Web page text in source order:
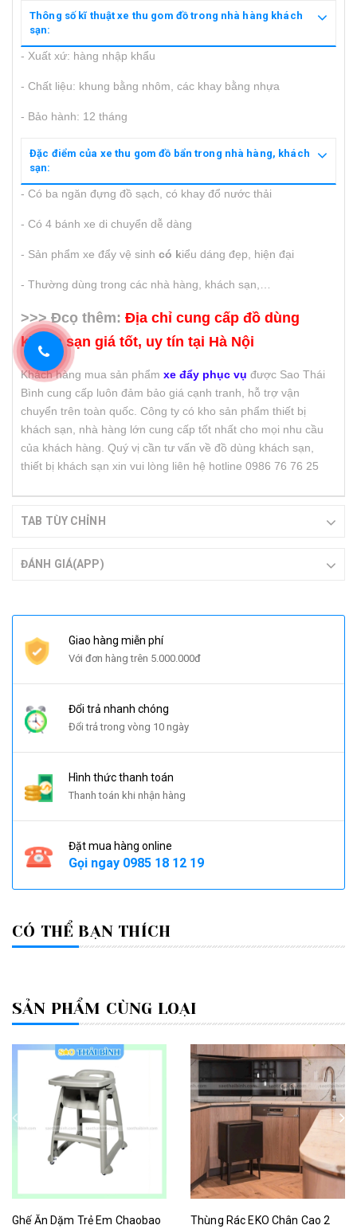
Thông số kĩ thuật xe thu gom đồ trong nhà hàng khách
sạn:
- Xuất xứ: hàng nhập khẩu
- Chất liệu: khung bằng nhôm, các khay bằng nhựa
- Bảo hành: 12 tháng
Đặc điểm của xe thu gom đồ bẩn trong nhà hàng, khách
sạn:
- Có ba ngăn đựng đồ sạch, có khay đổ nước thải
- Có 4 bánh xe di chuyển dễ dàng
- Sản phẩm xe đẩy vệ sinh có kiểu dáng đẹp, hiện đại
- Thường dùng trong các nhà hàng, khách sạn,…
>>> Đcọ thêm: Địa chỉ cung cấp đồ dùng
khách sạn giá tốt, uy tín tại Hà Nội
Khách hàng mua sản phẩm xe đẩy phục vụ được Sao Thái
Bình cung cấp luôn đảm bảo giá cạnh tranh, hỗ trợ vận
chuyển trên toàn quốc. Công ty có kho sản phẩm thiết bị
khách sạn, nhà hàng lớn cung cấp tốt nhất cho mọi nhu cầu
của khách hàng. Quý vị cần tư vấn về đồ dùng khách sạn,
thiết bị khách sạn xin vui lòng liên hệ hotline 0986 76 76 25
TAB TÙY CHỈNH
ĐÁNH GIÁ(APP)
Giao hàng miễn phí
Với đơn hàng trên 5.000.000đ
Đổi trả nhanh chóng
Đổi trả trong vòng 10 ngày
Hình thức thanh toán
Thanh toán khi nhận hàng
Đặt mua hàng online
Gọi ngay 0985 18 12 19
CÓ THỂ BẠN THÍCH
SẢN PHẨM CÙNG LOẠI
Ghế Ăn Dặm Trẻ Em Chaobao
Thùng Rác EKO Chân Cao 2